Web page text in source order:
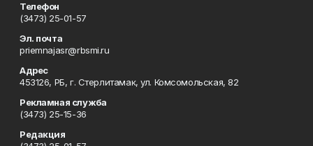
Телефон
(3473) 25-01-57
Эл. почта
priemnajasr@rbsmi.ru
Адрес
453126, РБ, г. Стерлитамак, ул. Комсомольская, 82
Рекламная служба
(3473) 25-15-36
Редакция